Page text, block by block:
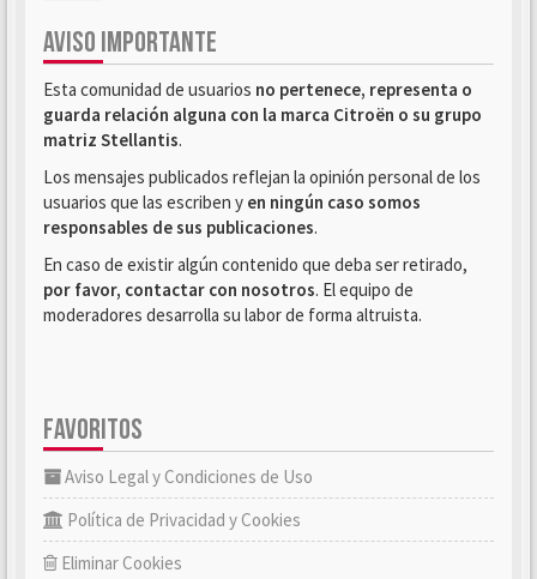
AVISO IMPORTANTE
Esta comunidad de usuarios no pertenece, representa o
guarda relación alguna con la marca Citroën o su grupo
matriz Stellantis.
Los mensajes publicados reflejan la opinión personal de los
usuarios que las escriben y en ningún caso somos
responsables de sus publicaciones.
En caso de existir algún contenido que deba ser retirado,
por favor, contactar con nosotros. El equipo de
moderadores desarrolla su labor de forma altruista.
FAVORITOS
Aviso Legal y Condiciones de Uso
Política de Privacidad y Cookies
Eliminar Cookies